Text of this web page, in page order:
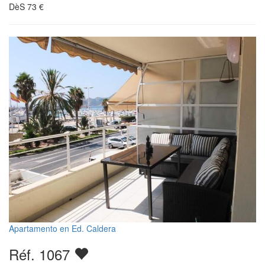
DèS 73 €
Apartamento en Ed. Caldera
Réf. 1067